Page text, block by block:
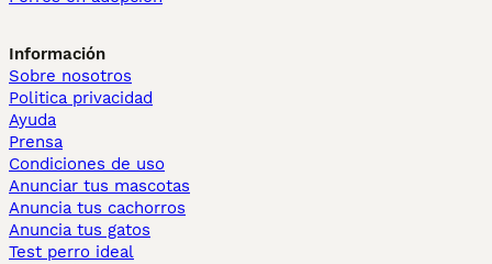
Información
Sobre nosotros
Politica privacidad
Ayuda
Prensa
Condiciones de uso
Anunciar tus mascotas
Anuncia tus cachorros
Anuncia tus gatos
Test perro ideal